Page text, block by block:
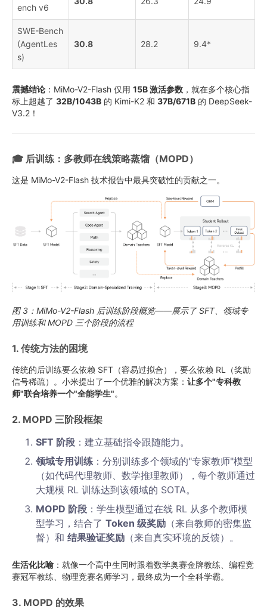
ench v6
SWE-Bench
(AgentLes
s)
30.8 28.2 9.4*
震撼结论 ：MiMo-V2-Flash 仅用 15B 激活参数 ，就在多个核心指
标上超越了 32B/1043B 的 Kimi-K2 和 37B/671B 的 DeepSeek-
V3.2！
🎓 后训练：多教师在线策略蒸馏（MOPD）
这是 MiMo-V2-Flash 技术报告中最具突破性的贡献之一。
图 3：MiMo-V2-Flash 后训练阶段概览——展示了 SFT、领域专
用训练和 MOPD 三个阶段的流程
1. 传统方法的困境
传统的后训练要么依赖 SFT（容易过拟合），要么依赖 RL（奖励
信号稀疏）。小米提出了一个优雅的解决方案： 让多个"专科教
师"联合培养一个"全能学生"。
2. MOPD 三阶段框架
SFT 阶段 ：建立基础指令跟随能力。
领域专用训练 ：分别训练多个领域的"专家教师"模型
（如代码代理教师、数学推理教师），每个教师通过
大规模 RL 训练达到该领域的 SOTA。
MOPD 阶段 ：学生模型通过在线 RL 从多个教师模
型学习，结合了 Token 级奖励 （来自教师的密集监
督）和 结果验证奖励 （来自真实环境的反馈）。
生活化比喻 ：就像一个高中生同时跟着数学奥赛金牌教练、编程竞
赛冠军教练、物理竞赛名师学习，最终成为一个全科学霸。
3. MOPD 的效果